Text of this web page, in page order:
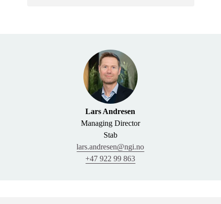
Lars Andresen
Managing Director
Stab
lars.andresen@ngi.no
+47 922 99 863